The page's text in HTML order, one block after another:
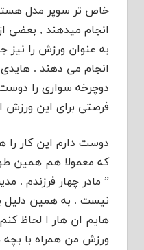
خاص تر سوپر مدل
انجام میدهند , بعضی
به عنوان ورزش را نیز
انجام می دهند .
دوچرخه سواری را
فرصتی برای این ورزش
دوست دارم این کار را
که معمولا هم همین
” مادر چهار فرزندم .
نیست . به همین دلیل
هایم ان هار ا لحاظ
ورزش من همراه با بچه